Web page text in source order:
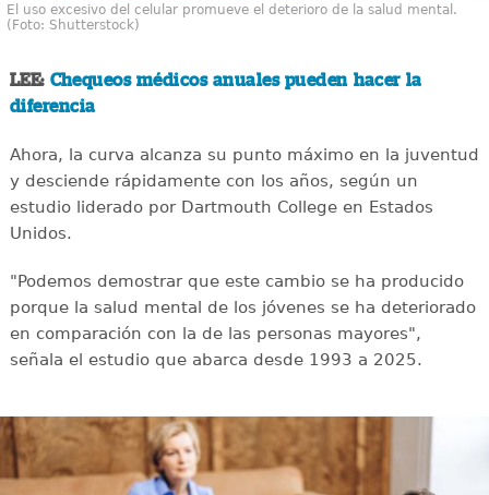
El uso excesivo del celular promueve el deterioro de la salud mental.
(Foto: Shutterstock)
LEE: Chequeos médicos anuales pueden hacer la
diferencia
Ahora, la curva alcanza su punto máximo en la juventud
y desciende rápidamente con los años, según un
estudio liderado por Dartmouth College en Estados
Unidos.
"Podemos demostrar que este cambio se ha producido
porque la salud mental de los jóvenes se ha deteriorado
en comparación con la de las personas mayores",
señala el estudio que abarca desde 1993 a 2025.